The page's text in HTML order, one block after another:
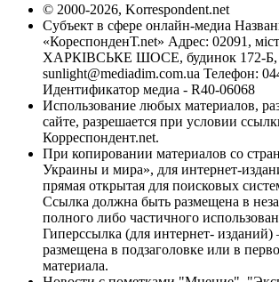
© 2000-2026, Korrespondent.net
Субъект в сфере онлайн-медиа
«КореспонденТ.net» Адрес: 02091,
ХАРКІВСЬКЕ ШОСЕ, будинок 172-Б,
sunlight@mediadim.com.ua Телефон:
Идентификатор медиа - R40-06068
Использование любых материалов,
сайте, разрешается при условии
Корреспондент.net.
При копировании материалов со
Украины и мира», для интернет-
прямая открытая для поисковых
Ссылка должна быть размещена в
полного либо частичного
Гиперссылка (для интернет-
размещена в подзаголовке или в
материала.